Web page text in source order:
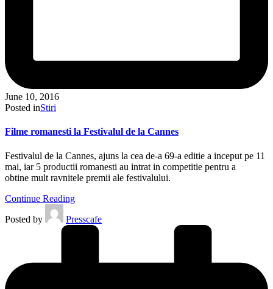
June 10, 2016
Posted inStiri
Filme romanesti la Festivalul de la Cannes
Festivalul de la Cannes, ajuns la cea de-a 69-a editie a inceput pe 11
mai, iar 5 productii romanesti au intrat in competitie pentru a
obtine mult ravnitele premii ale festivalului.
Continue Reading
Posted by
Presscafe